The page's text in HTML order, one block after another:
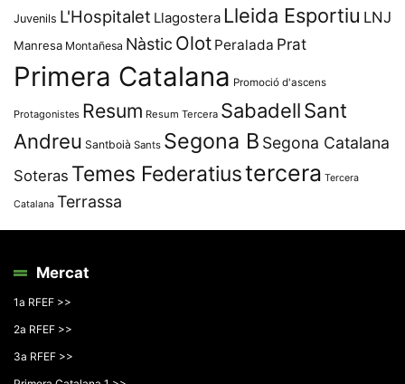
Juvenils L'Hospitalet Llagostera Lleida Esportiu LNJ
Manresa Montañesa Nàstic Olot Peralada Prat
Primera Catalana Promoció d'ascens
Protagonistes Resum Resum Tercera SabadellSant
Andreu Santboià Sants Segona B Segona Catalana
Soteras Temes Federatiustercera Tercera
Catalana Terrassa
Mercat
1a RFEF >>
2a RFEF >>
3a RFEF >>